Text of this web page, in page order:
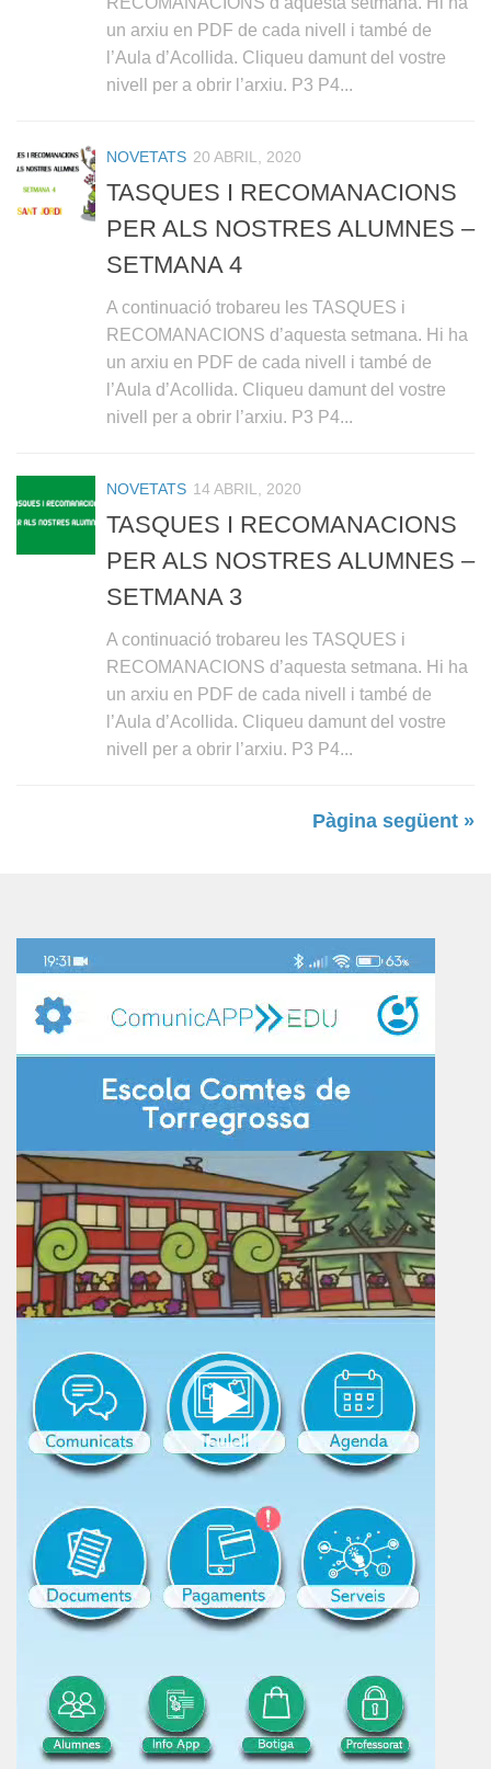
un arxiu en PDF de cada nivell i també de
l’Aula d’Acollida. Cliqueu damunt del vostre
nivell per a obrir l’arxiu. P3 P4...
NOVETATS 20 ABRIL, 2020
TASQUES I RECOMANACIONS
PER ALS NOSTRES ALUMNES –
SETMANA 4
A continuació trobareu les TASQUES i
RECOMANACIONS d’aquesta setmana. Hi ha
un arxiu en PDF de cada nivell i també de
l’Aula d’Acollida. Cliqueu damunt del vostre
nivell per a obrir l’arxiu. P3 P4...
NOVETATS 14 ABRIL, 2020
TASQUES I RECOMANACIONS
PER ALS NOSTRES ALUMNES –
SETMANA 3
A continuació trobareu les TASQUES i
RECOMANACIONS d’aquesta setmana. Hi ha
un arxiu en PDF de cada nivell i també de
l’Aula d’Acollida. Cliqueu damunt del vostre
nivell per a obrir l’arxiu. P3 P4...
Pàgina següent »
de
vídeo